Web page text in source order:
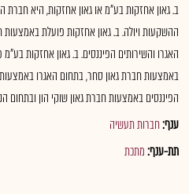
ב. גאון אחזקות בע"מ או גאון אחזקות, היא
ההשקעות ויולה. ב. גאון אחזקות פועלת
האגרו והשירותים הפיננסים. ב. גאון אחזקות
באמצעות חברת גאון סחר, בתחום האגרו
הפיננסים באמצעות חברת גאון שוקי הון ובתחום
ענף:חברות תעשיה
תת-ענף:מתכת